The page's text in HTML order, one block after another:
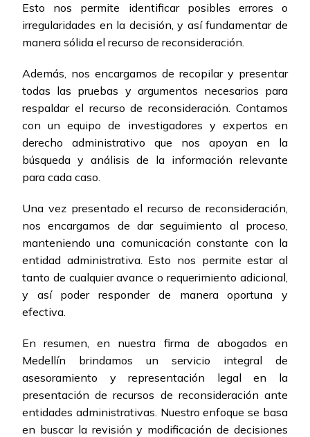
Esto nos permite identificar posibles errores o
irregularidades en la decisión, y así fundamentar de
manera sólida el recurso de reconsideración.
Además, nos encargamos de recopilar y presentar
todas las pruebas y argumentos necesarios para
respaldar el recurso de reconsideración. Contamos
con un equipo de investigadores y expertos en
derecho administrativo que nos apoyan en la
búsqueda y análisis de la información relevante
para cada caso.
Una vez presentado el recurso de reconsideración,
nos encargamos de dar seguimiento al proceso,
manteniendo una comunicación constante con la
entidad administrativa. Esto nos permite estar al
tanto de cualquier avance o requerimiento adicional,
y así poder responder de manera oportuna y
efectiva.
En resumen, en nuestra firma de abogados en
Medellín brindamos un servicio integral de
asesoramiento y representación legal en la
presentación de recursos de reconsideración ante
entidades administrativas. Nuestro enfoque se basa
en buscar la revisión y modificación de decisiones